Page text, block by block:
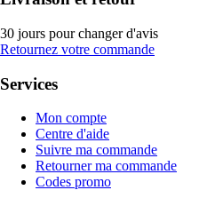
30 jours pour changer d'avis
Retournez votre commande
Services
Mon compte
Centre d'aide
Suivre ma commande
Retourner ma commande
Codes promo